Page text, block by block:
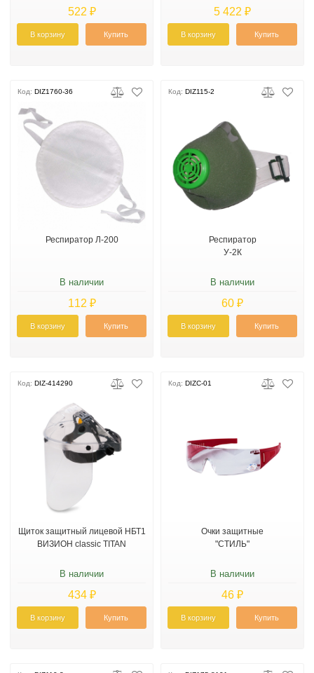
522 ₽
В корзину Купить
5 422 ₽
В корзину Купить
Код: DIZ1760-36
Респиратор Л-200
В наличии
112 ₽
В корзину Купить
Код: DIZ115-2
Респиратор
У-2К
В наличии
60 ₽
В корзину Купить
Код: DIZ-414290
Щиток защитный лицевой НБТ1
ВИЗИОН classic TITAN
В наличии
434 ₽
В корзину Купить
Код: DIZС-01
Очки защитные
"СТИЛЬ"
В наличии
46 ₽
В корзину Купить